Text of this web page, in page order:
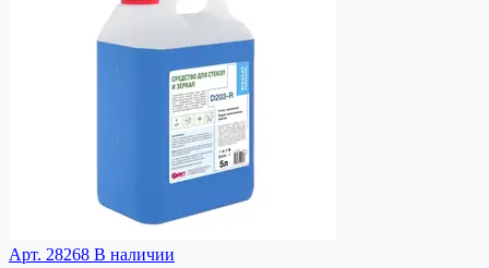
Арт. 28268 В наличии